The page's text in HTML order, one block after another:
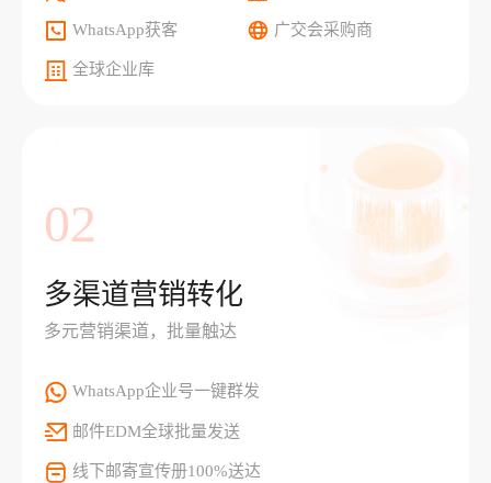
WhatsApp获客 广交会采购商
全球企业库
02
多渠道营销转化
多元营销渠道，批量触达
WhatsApp企业号一键群发
邮件EDM全球批量发送
线下邮寄宣传册100%送达